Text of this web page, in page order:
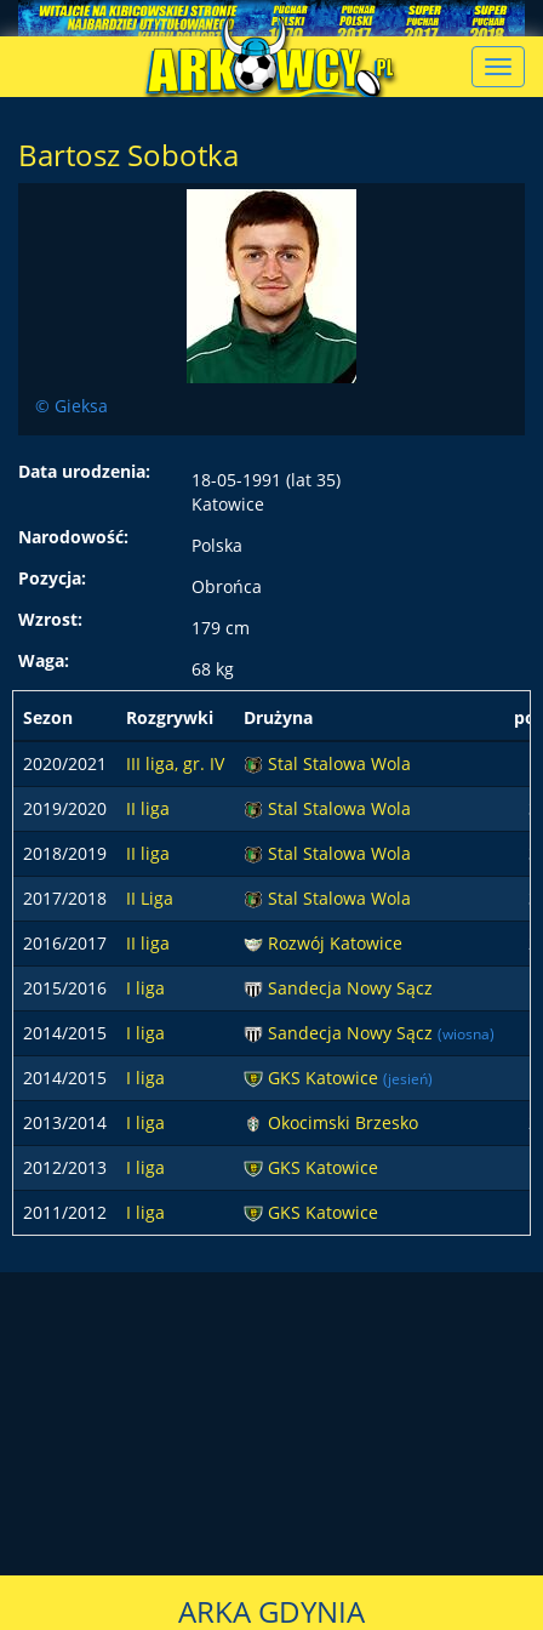
Bartosz Sobotka
© Gieksa
Data urodzenia:
18-05-1991 (lat 35)
Katowice
Narodowość:
Polska
Pozycja:
Obrońca
Wzrost:
179 cm
Waga:
68 kg
Sezon Rozgrywki Drużyna
2020/2021
III liga, gr. IV Stal Stalowa Wola
2019/2020
II liga Stal Stalowa Wola
2018/2019
II liga Stal Stalowa Wola
2017/2018
II Liga Stal Stalowa Wola
2016/2017
II liga Rozwój Katowice
2015/2016
I liga Sandecja Nowy Sącz
2014/2015
I liga Sandecja Nowy Sącz (wiosna)
2014/2015
I liga GKS Katowice (jesień)
2013/2014
I liga Okocimski Brzesko
2012/2013
I liga GKS Katowice
2011/2012
I liga GKS Katowice
ARKA GDYNIA